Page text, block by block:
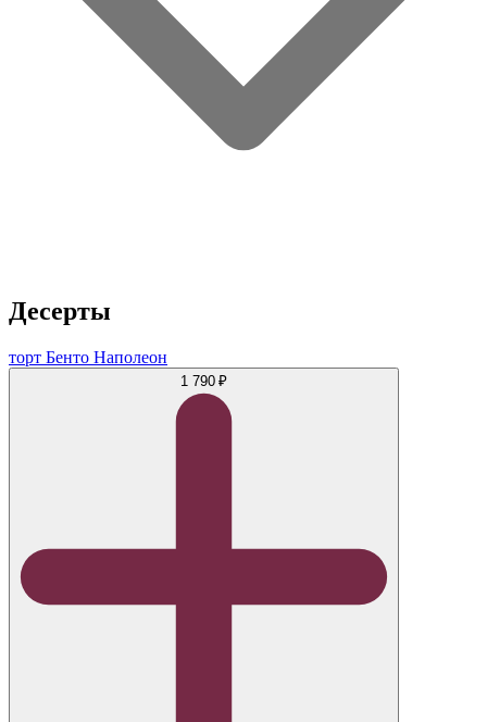
Десерты
торт Бенто Наполеон
1 790 ₽